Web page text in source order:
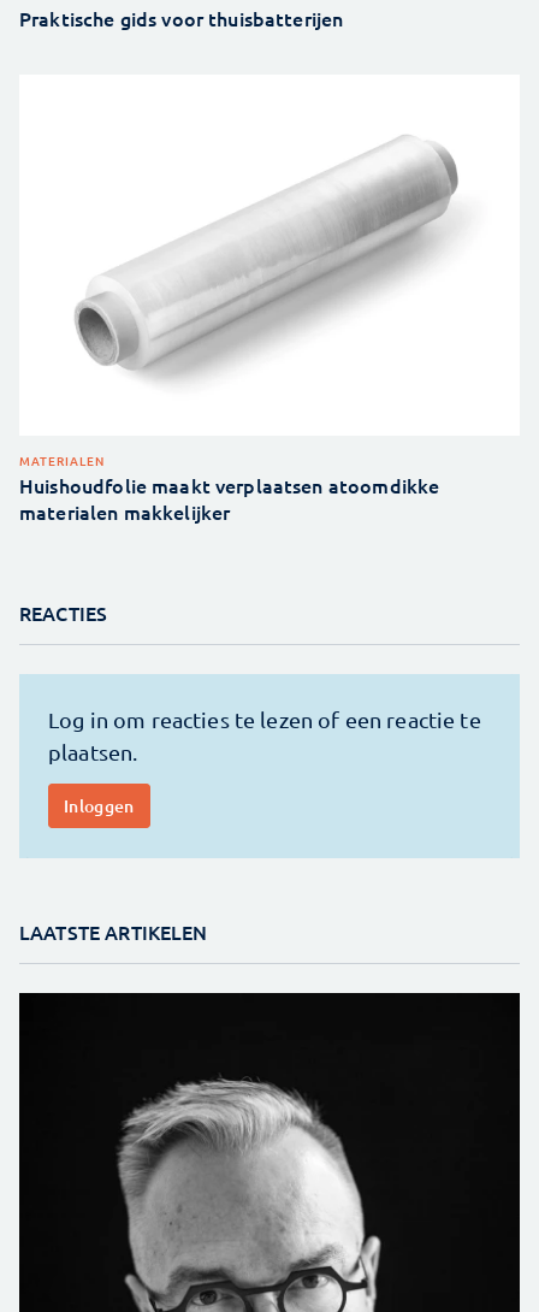
Praktische gids voor thuisbatterijen
MATERIALEN
Huishoudfolie maakt verplaatsen atoomdikke
materialen makkelijker
REACTIES
LAATSTE ARTIKELEN